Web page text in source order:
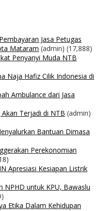
Jasa Petugas
Mataram (admin) (17,888)
Penyanyi Muda NTB
Naja Hafiz Cilik Indonesia di
Ambulance dari Jasa
Terjadi di NTB (admin)
Bantuan Dimasa
Perekonomian
Apresiasi Kesiapan Listrik
NPHD untuk KPU, Bawaslu
Etika Dalam Kehidupan